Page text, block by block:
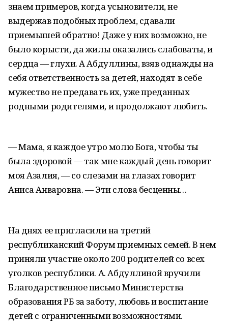
знаем примеров, когда усыновители, не
выдержав подобных проблем, сдавали
приемышей обратно! Даже у них возможно, не
было корысти, да жилы оказались слабоваты, и
сердца — глухи. А Абдуллины, взяв однажды на
себя ответственность за детей, находят в себе
мужество не предавать их, уже преданных
родными родителями, и продолжают любить.
— Мама, я каждое утро молю Бога, чтобы ты
была здоровой — так мне каждый день говорит
моя Азалия, — со слезами на глазах говорит
Аниса Анваровна. — Эти слова бесценны…
На днях ее пригласили на третий
республиканский Форум приемных семей. В нем
приняли участие около 200 родителей со всех
уголков республики. А. Абдуллиной вручили
Благодарственное письмо Министерства
образования РБ за заботу, любовь и воспитание
детей с ограниченными возможностями.